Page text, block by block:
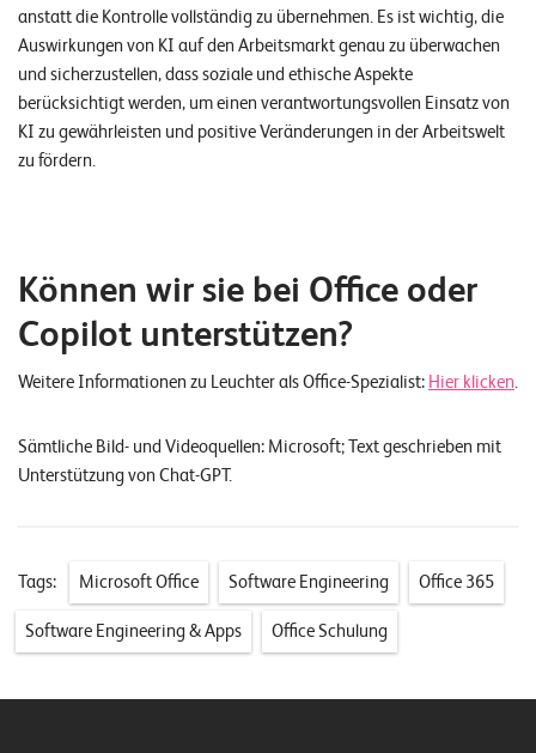
anstatt die Kontrolle vollständig zu übernehmen. Es ist wichtig, die
Auswirkungen von KI auf den Arbeitsmarkt genau zu überwachen
und sicherzustellen, dass soziale und ethische Aspekte
berücksichtigt werden, um einen verantwortungsvollen Einsatz von
KI zu gewährleisten und positive Veränderungen in der Arbeitswelt
zu fördern.
Können wir sie bei Office oder
Copilot unterstützen?
Weitere Informationen zu Leuchter als Office-Spezialist: Hier klicken.
Sämtliche Bild- und Videoquellen: Microsoft; Text geschrieben mit
Unterstützung von Chat-GPT.
Tags: Microsoft Office Software Engineering Office 365
Software Engineering & Apps Office Schulung